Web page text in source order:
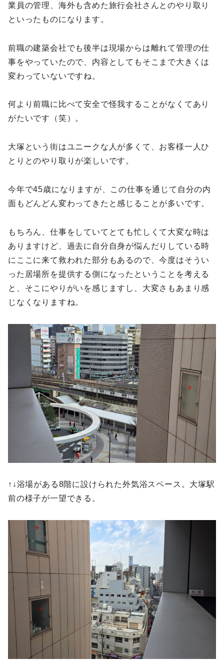
業員の管理、海外も含めた旅行会社さんとのやり取り
といったものになります。
前職の建築会社でも後半は現場からは離れて管理の仕
事をやっていたので、内容としてもそこまで大きくは
変わっていないですね。
何より前職に比べて安全で怪我することがなくてあり
がたいです（笑）。
大塚という街はユニークな人が多くて、お客様一人ひ
とりとのやり取りが楽しいです。
今年で45歳になりますが、この仕事を通じて自分の内
面もどんどん変わってきたと感じることが多いです。
もちろん、仕事をしていてとても忙しくて大変な時は
ありますけど、過去に自分自身が悩んだりしている時
にここに来て救われた部分もあるので、今度はそうい
った居場所を提供する側になったということを考える
と、そこにやりがいを感じますし、大変さもあまり感
じなくなりますね。
↑↓浴場がある8階に設けられた外気浴スペース。大塚駅
前の様子が一望できる。